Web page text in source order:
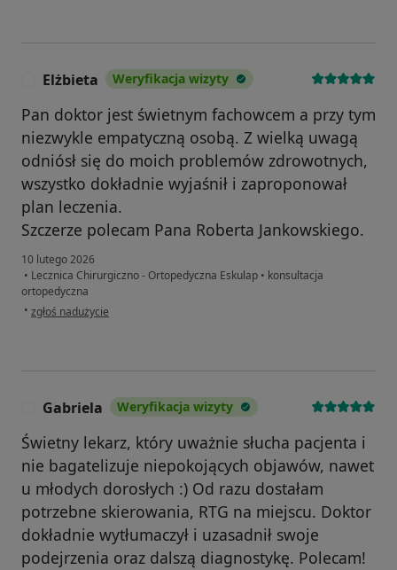
Elżbieta Weryfikacja wizyty
Pan doktor jest świetnym fachowcem a przy tym
niezwykle empatyczną osobą. Z wielką uwagą
odniósł się do moich problemów zdrowotnych,
wszystko dokładnie wyjaśnił i zaproponował
plan leczenia.
Szczerze polecam Pana Roberta Jankowskiego.
10 lutego 2026
• Lecznica Chirurgiczno - Ortopedyczna Eskulap • konsultacja
ortopedyczna
• w opinii użytkownika Elżbieta
zgłoś nadużycie
Gabriela Weryfikacja wizyty
Świetny lekarz, który uważnie słucha pacjenta i
nie bagatelizuje niepokojących objawów, nawet
u młodych dorosłych :) Od razu dostałam
potrzebne skierowania, RTG na miejscu. Doktor
dokładnie wytłumaczył i uzasadnił swoje
podejrzenia oraz dalszą diagnostykę. Polecam!